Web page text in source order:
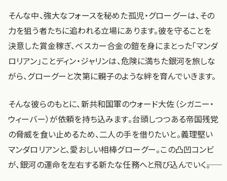
そんな中、強大なフォースを秘めた孤児・グローグーは、その
力を狙う者たちに追われる立場にあります。彼を守ることを
決意した賞金稼ぎ、ベスカー合金の鎧を身にまとった「マンダ
ロリアン」ことディン・ジャリンは、危険に満ちた銀河を旅しな
がら、グローグーと次第に親子のような絆を育んでいきます。
そんな彼らのもとに、新共和国軍のウォード大佐（シガニー・
ウィーバー）が依頼を持ち込みます。台頭しつつある帝国残党
の脅威を食い止めるため、二人の手を借りたいと。義理堅い
マンダロリアンと、愛おしい相棒グローグー。この凸凹コンビ
が、銀河の運命を左右する新たな任務へと飛び込んでいく――。